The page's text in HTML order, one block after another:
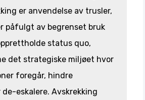
er anvendelse av trusler,
påfulgt av begrenset bruk
status quo,
det strategiske miljøet hvor
foregår, hindre
de-eskalere. Avskrekking